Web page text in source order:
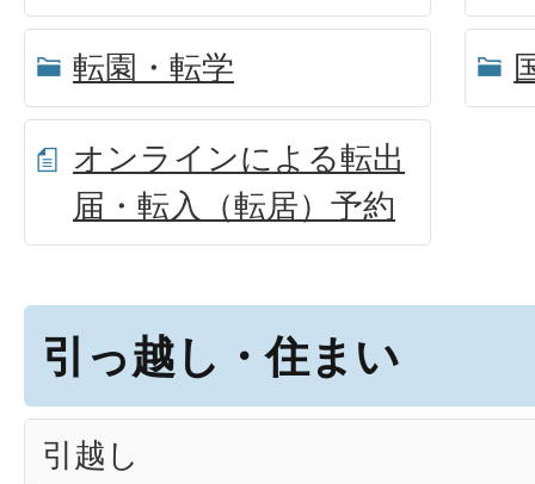
転園・転学
オンラインによる転出
届・転入（転居）予約
引っ越し・住まい
引越し